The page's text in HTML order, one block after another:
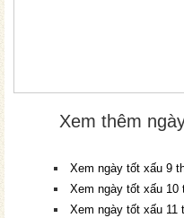
Xem thêm
Xem ngày tốt xấu 9
Xem ngày tốt xấu 10
Xem ngày tốt xấu 11